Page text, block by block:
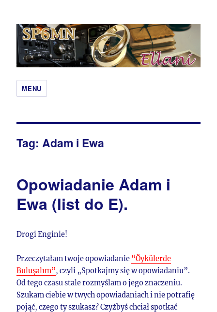
Qcoby – SP6MN i Ewa Hobbit
MENU
Tag:Adam i Ewa
Opowiadanie Adam i
Ewa (list do E).
Drogi Enginie!
Przeczytałam twoje opowiadanie “Öykülerde
Buluşalım”, czyli „Spotkajmy się w opowiadaniu”.
Od tego czasu stale rozmyślam o jego znaczeniu.
Szukam ciebie w twych opowiadaniach i nie potrafię
pojąć, czego ty szukasz? Czyżbyś chciał spotkać